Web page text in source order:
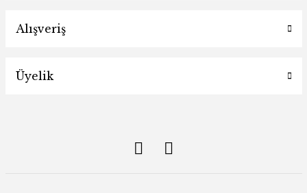
Alışveriş
Üyelik